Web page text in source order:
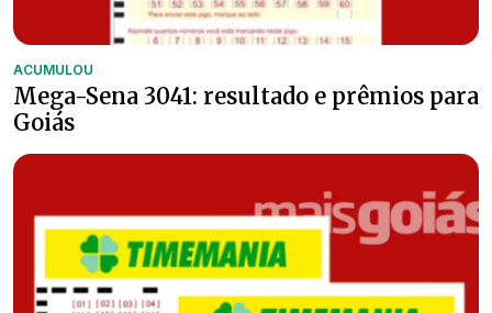
ACUMULOU
Mega-Sena 3041: resultado e prêmios para
Goiás